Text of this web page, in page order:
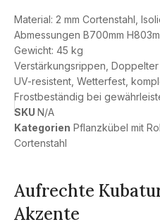
Material: 2 mm Cortenstahl,
Abmessungen B700mm
Gewicht: 45 kg
Verstärkungsrippen,
UV-resistent, Wetterfest,
Frostbeständig bei
SKU N/A
Kategorien Pflanzkübel mit
Cortenstahl
Aufrechte
Akzente